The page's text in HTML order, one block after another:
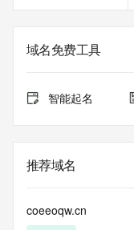
域名免费工具
智能起名
推荐域名
coeeoqw.cn